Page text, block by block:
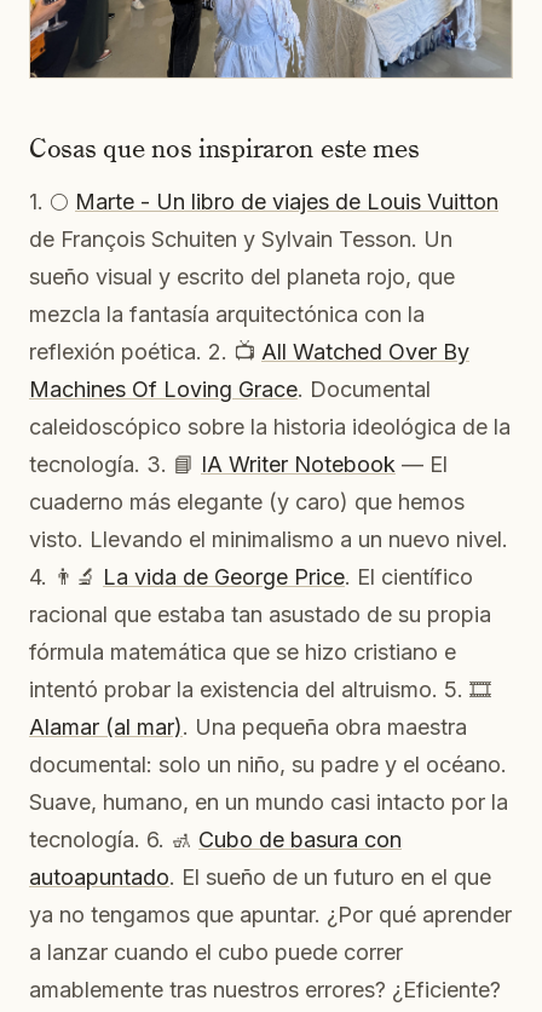
Cosas que nos inspiraron este mes
1. 🌕 Marte - Un libro de viajes de Louis Vuitton
de François Schuiten y Sylvain Tesson. Un
sueño visual y escrito del planeta rojo, que
mezcla la fantasía arquitectónica con la
reflexión poética. 2. 📺 All Watched Over By
Machines Of Loving Grace. Documental
caleidoscópico sobre la historia ideológica de la
tecnología. 3. 📘 IA Writer Notebook — El
cuaderno más elegante (y caro) que hemos
visto. Llevando el minimalismo a un nuevo nivel.
4. 👨‍🔬 La vida de George Price. El científico
racional que estaba tan asustado de su propia
fórmula matemática que se hizo cristiano e
intentó probar la existencia del altruismo. 5. 🎞️
Alamar (al mar). Una pequeña obra maestra
documental: solo un niño, su padre y el océano.
Suave, humano, en un mundo casi intacto por la
tecnología. 6. 🚮 Cubo de basura con
autoapuntado. El sueño de un futuro en el que
ya no tengamos que apuntar. ¿Por qué aprender
a lanzar cuando el cubo puede correr
amablemente tras nuestros errores? ¿Eficiente?